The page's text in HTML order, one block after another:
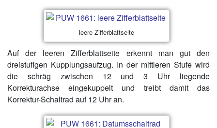
leere Zifferblattseite
Auf der leeren Zifferblattseite erkennt man gut den
dreistufigen Kupplungsaufzug. In der mittleren Stufe wird
die schräg zwischen 12 und 3 Uhr liegende
Korrekturachse eingekuppelt und treibt damit das
Korrektur-Schaltrad auf 12 Uhr an.